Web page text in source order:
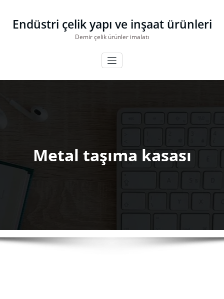
Endüstri çelik yapı ve inşaat ürünleri
Demir çelik ürünler imalatı
Metal taşıma kasası